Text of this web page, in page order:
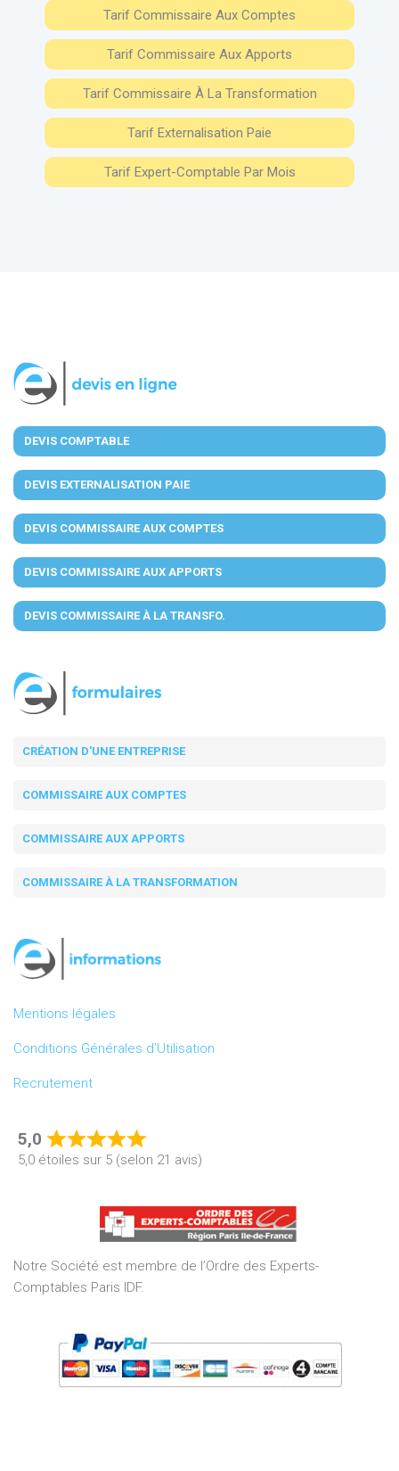
Tarif Commissaire Aux Comptes
Tarif Commissaire Aux Apports
Tarif Commissaire À La Transformation
Tarif Externalisation Paie
Tarif Expert-Comptable Par Mois
DEVIS COMPTABLE
DEVIS EXTERNALISATION PAIE
DEVIS COMMISSAIRE AUX COMPTES
DEVIS COMMISSAIRE AUX APPORTS
DEVIS COMMISSAIRE À LA TRANSFO.
CRÉATION D'UNE ENTREPRISE
COMMISSAIRE AUX COMPTES
COMMISSAIRE AUX APPORTS
COMMISSAIRE À LA TRANSFORMATION
Mentions légales
Conditions Générales d’Utilisation
Recrutement
5,0
Rated
of
5
5,0 étoiles sur 5 (selon 21 avis)
Notre Société est membre de l’Ordre des Experts-
Comptables Paris IDF.